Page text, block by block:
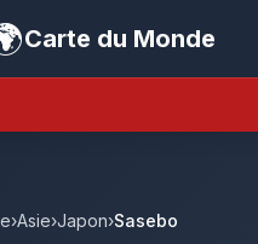
Carte du Monde
›Asie›Japon›Sasebo